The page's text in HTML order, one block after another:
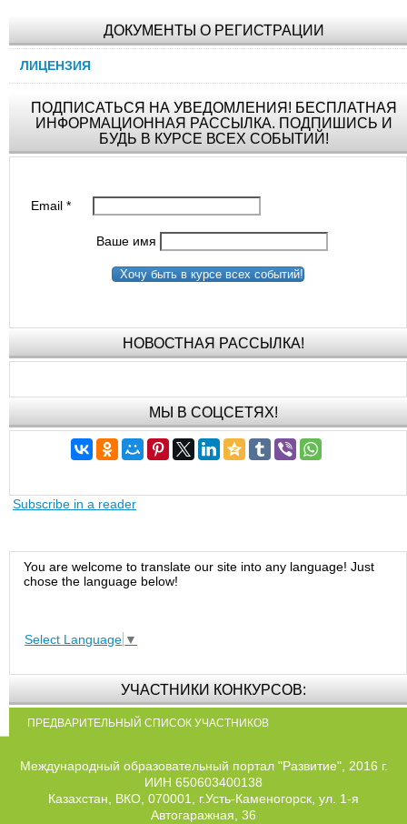
ДОКУМЕНТЫ О РЕГИСТРАЦИИ
ЛИЦЕНЗИЯ
ПОДПИСАТЬСЯ НА УВЕДОМЛЕНИЯ! БЕСПЛАТНАЯ
ИНФОРМАЦИОННАЯ РАССЫЛКА. ПОДПИШИСЬ И
БУДЬ В КУРСЕ ВСЕХ СОБЫТИЙ!
Email*
Ваше имя
Хочу быть в курсе всех событий!
НОВОСТНАЯ РАССЫЛКА!
МЫ В СОЦСЕТЯХ!
Subscribe in a reader
You are welcome to translate our site into any language! Just
chose the language below!
Select Language ▼
УЧАСТНИКИ КОНКУРСОВ:
ПРЕДВАРИТЕЛЬНЫЙ СПИСОК УЧАСТНИКОВ
Международный образовательный портал "Развитие", 2016 г.
ИИН 650603400138
Казахстан, ВКО, 070001, г.Усть-Каменогорск, ул. 1-я
Автогаражная, 36